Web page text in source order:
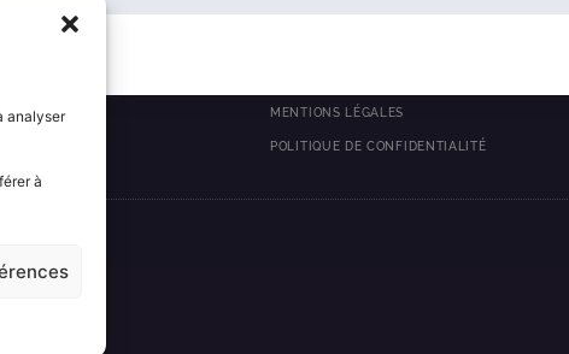
analyser
à
MENTIONS LÉGALES
POLITIQUE DE CONFIDENTIALITÉ